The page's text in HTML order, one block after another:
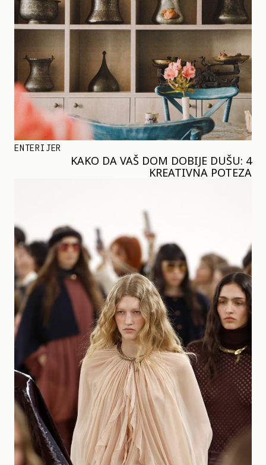
ENTERIJER
KAKO DA VAŠ DOM DOBIJE DUŠU: 4
KREATIVNA POTEZA